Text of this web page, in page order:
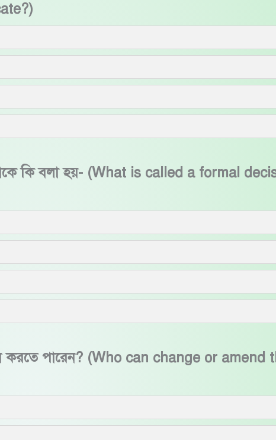
তাকে কি বলা হয়- (What is called a formal
করতে পারেন? (Who can change or